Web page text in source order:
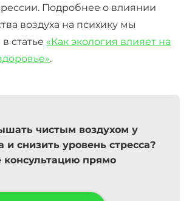
Подробнее о влиянии
воздуха на психику мы
статье «Как экология влияет на
.
чистым воздухом у
и снизить уровень стресса?
консультацию прямо